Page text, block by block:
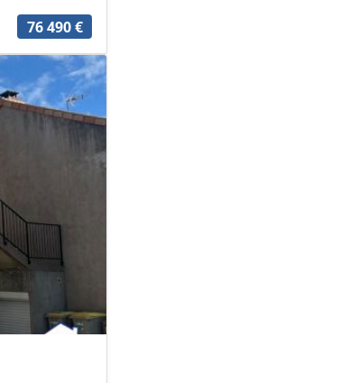
76 490 €